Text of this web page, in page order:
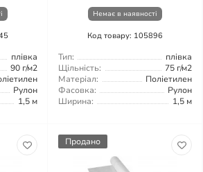
плівка
90 г/м2
Рулон
1,5 м
Немає в наявності
Код товару: 105896
Тип:
плівка
Щільність:
75 г/м2
Матеріал:
Поліетилен
Фасовка:
Рулон
Ширина:
1,5 м
Продано